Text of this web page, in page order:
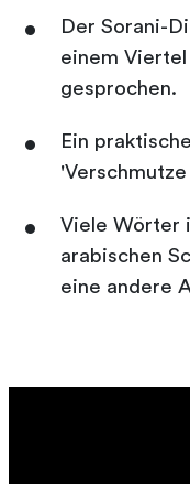
Der Sorani-
einem
gesprochen.
Ein
Viele Wörter
arabischen
eine andere